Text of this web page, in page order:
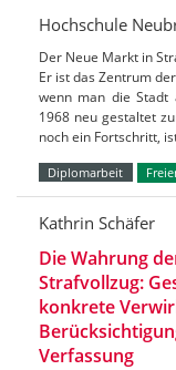
Hochschule
Der Neue Markt in
Er ist das Zentrum
wenn man die Stadt
1968 neu gestaltet
noch ein Fortschritt,
Diplomarbeit
Kathrin Schäfer
Die Wahrung
Strafvollzug:
konkrete
Verfassung